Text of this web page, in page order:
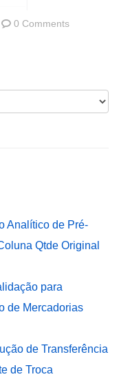
0 Comments
Analítico de Pré-
Qtde Original
para
de Mercadorias
de Transferência
de Troca